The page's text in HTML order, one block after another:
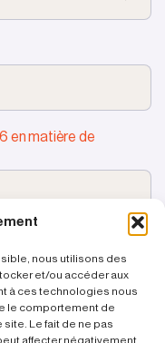
nous utilisons des
et/ou accéder aux
à ces technologies nous
le comportement de
Le fait de ne pas
affecter négativement
en matière de